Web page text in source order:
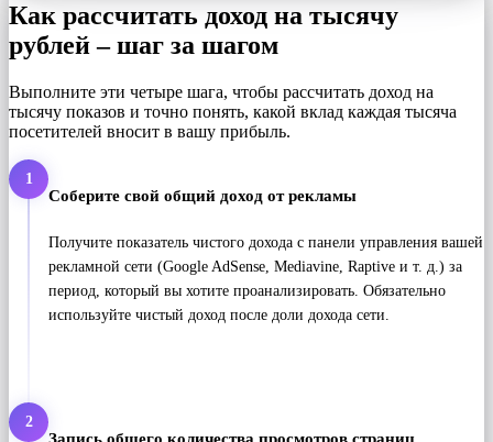
Как рассчитать доход на тысячу
рублей – шаг за шагом
Выполните эти четыре шага, чтобы рассчитать доход на
тысячу показов и точно понять, какой вклад каждая тысяча
посетителей вносит в вашу прибыль.
1
Соберите свой общий доход от рекламы
Получите показатель чистого дохода с панели управления вашей
рекламной сети (Google AdSense, Mediavine, Raptive и т. д.) за
период, который вы хотите проанализировать. Обязательно
используйте чистый доход после доли дохода сети.
2